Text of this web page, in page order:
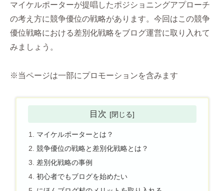
マイケルポーターが提唱したポジショニングアプローチ
の考え方に競争優位の戦略があります。今回はこの競争
優位戦略における差別化戦略をブログ運営に取り入れて
みましょう。
※当ページは一部にプロモーションを含みます
目次
マイケルポーターとは？
競争優位の戦略と差別化戦略とは？
差別化戦略の事例
初心者でもブログを始めたい